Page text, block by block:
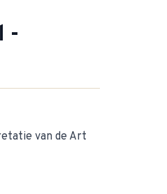
-
van de Art